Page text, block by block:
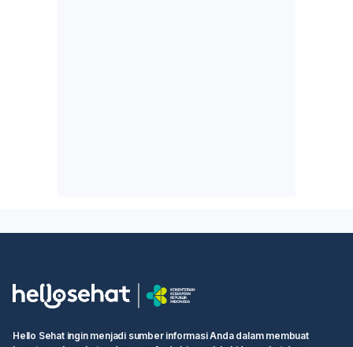
Hello Sehat ingin menjadi sumber informasi Anda dalam membuat